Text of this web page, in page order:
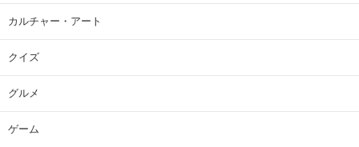
カルチャー・アート
クイズ
グルメ
ゲーム